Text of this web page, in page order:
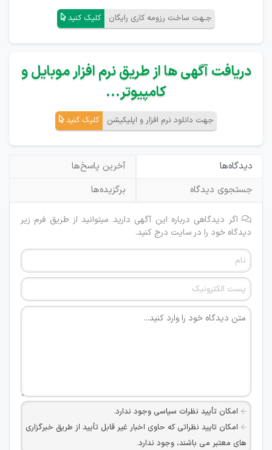
جـهت ساخت رزومه کاری رایگان کلیک کنید
دریافت آگهی ها از طریق نرم افزار موبایل و
کامپیوتر...
جهت دانلود نرم افزار و اپلیکیشن کلیک کنید
دیدگاه‌ها
آخرین پاسخ‌ها
جستجوی دیدگاه
برگزیده‌ها
اگر دیدگاهی درباره این آگهی دارید میتوانید از طریق فرم زیر
دیدگاه خود را در سایت درج کنید.
امکان تأیید نظرات سیاسی وجود ندارد.
امکان تایید نظراتی که حاوی اخبار غیر قابل تأیید از طریق خبرگزاری
های معتبر می باشند، وجود ندارد.